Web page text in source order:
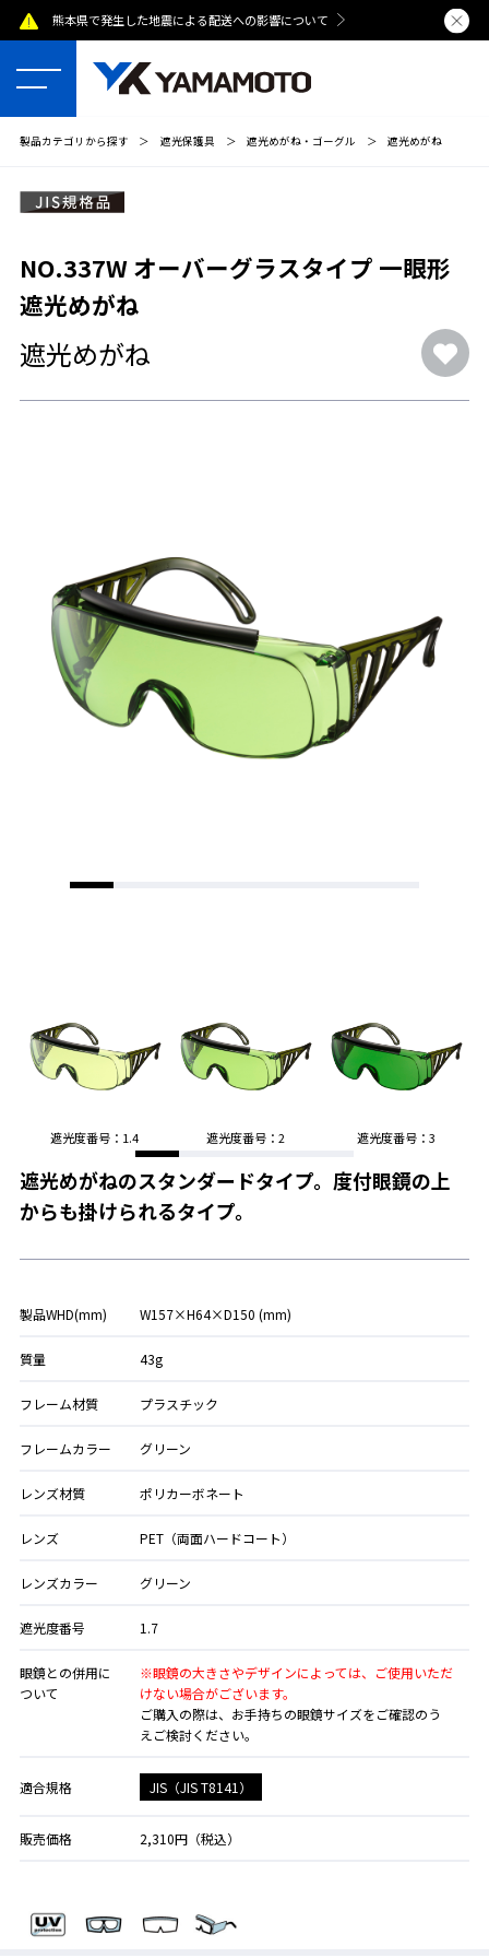
熊本県で発生した地震による配送への影響について 夏季休業
製品カテゴリから探す ＞ 遮光保護具 ＞ 遮光めがね・ゴーグル ＞ 遮光めがね
NO.337W オーバーグラスタイプ 一眼形
遮光めがね
遮光めがね
遮光度番号：1.4 遮光度番号：2 遮光度番号：3
遮光めがねのスタンダードタイプ。度付眼鏡の上
からも掛けられるタイプ。
製品WHD(mm) W157×H64×D150 (mm)
質量 43g
フレーム材質 プラスチック
フレームカラー グリーン
レンズ材質 ポリカーボネート
レンズ PET（両面ハードコート）
レンズカラー グリーン
遮光度番号 1.7
眼鏡との併用に
ついて
※眼鏡の大きさやデザインによっては、ご使用いただ
けない場合がございます。
ご購入の際は、お手持ちの眼鏡サイズをご確認のう
えご検討ください。
適合規格 JIS（JIS T8141）
販売価格 2,310円（税込）